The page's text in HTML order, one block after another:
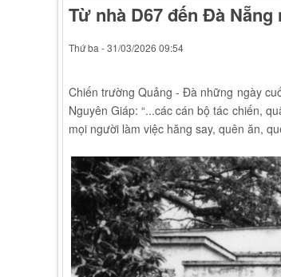
Từ nhà D67 đến Đà Nẵng
Thứ ba - 31/03/2026 09:54
Chiến trường Quảng - Đà những ngày
Nguyên Giáp: “...các cán bộ tác chiến,
mọi người làm việc hăng say, quên ăn,